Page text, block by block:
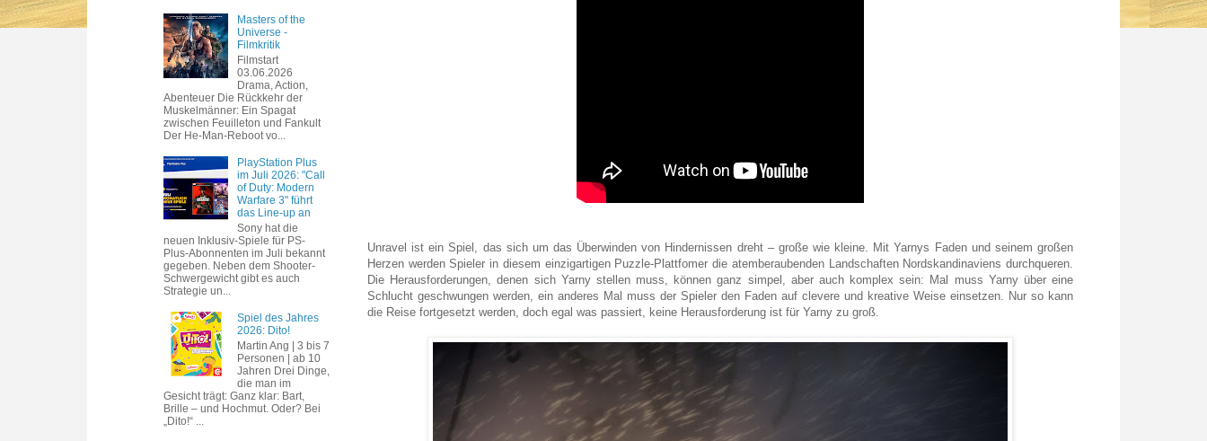
Unravel ist ein Spiel, das sich um das Überwinden von Hindernissen dreht – große wie kleine. Mit Yarnys Faden und seinem großen
Herzen werden Spieler in diesem einzigartigen Puzzle-Plattfomer die atemberaubenden Landschaften Nordskandinaviens durchqueren.
Die Herausforderungen, denen sich Yarny stellen muss, können ganz simpel, aber auch komplex sein: Mal muss Yarny über eine
Schlucht geschwungen werden, ein anderes Mal muss der Spieler den Faden auf clevere und kreative Weise einsetzen. Nur so kann
die Reise fortgesetzt werden, doch egal was passiert, keine Herausforderung ist für Yarny zu groß.
Masters of the
Universe -
Filmkritik
Filmstart
03.06.2026
Drama, Action,
Abenteuer Die Rückkehr der
Muskelmänner: Ein Spagat
zwischen Feuilleton und Fankult
Der He-Man-Reboot vo...
PlayStation Plus
im Juli 2026: "Call
of Duty: Modern
Warfare 3" führt
das Line-up an
Sony hat die
neuen Inklusiv-Spiele für PS-
Plus-Abonnenten im Juli bekannt
gegeben. Neben dem Shooter-
Schwergewicht gibt es auch
Strategie un...
Spiel des Jahres
2026: Dito!
Martin Ang | 3 bis 7
Personen | ab 10
Jahren Drei Dinge,
die man im
Gesicht trägt: Ganz klar: Bart,
Brille – und Hochmut. Oder? Bei
„Dito!“ ...